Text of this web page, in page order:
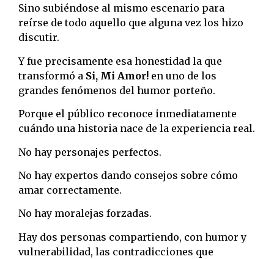
Sino subiéndose al mismo escenario para
reírse de todo aquello que alguna vez los hizo
discutir.
Y fue precisamente esa honestidad la que
transformó a Si, Mi Amor! en uno de los
grandes fenómenos del humor porteño.
Porque el público reconoce inmediatamente
cuándo una historia nace de la experiencia real.
No hay personajes perfectos.
No hay expertos dando consejos sobre cómo
amar correctamente.
No hay moralejas forzadas.
Hay dos personas compartiendo, con humor y
vulnerabilidad, las contradicciones que